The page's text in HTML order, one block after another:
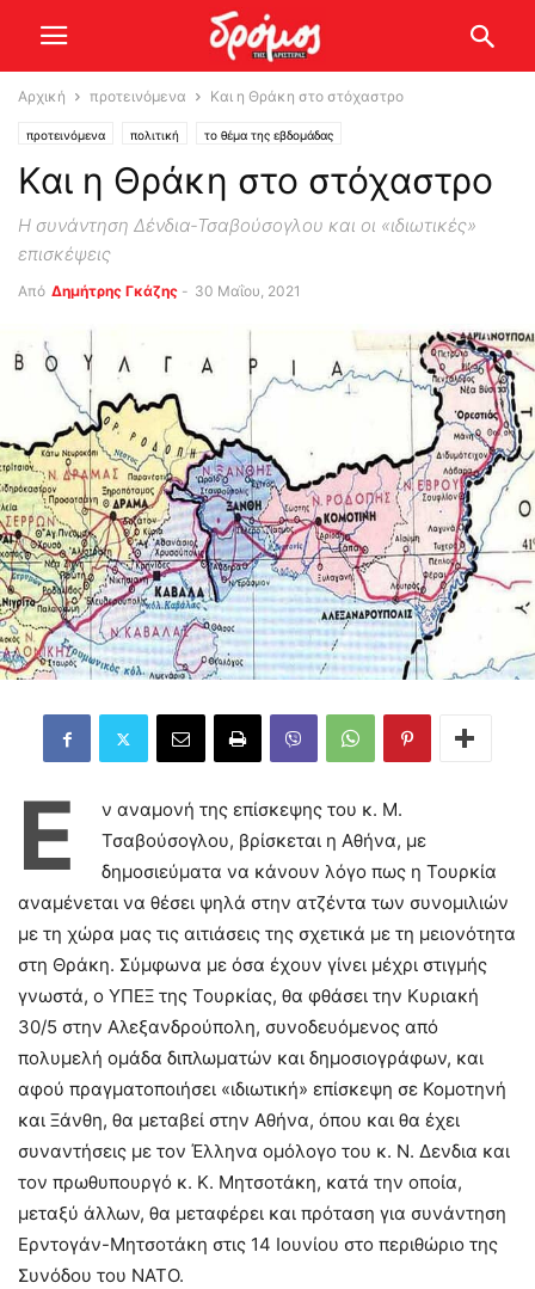
Αρχική προτεινόμενα Και η Θράκη στο στόχαστρο
προτεινόμενα πολιτική το θέμα της εβδομάδας
Και η Θράκη στο στόχαστρο
Η συνάντηση Δένδια-Τσαβούσογλου και οι «ιδιωτικές»
επισκέψεις
Από Δημήτρης Γκάζης - 30 Μαΐου, 2021
Ε
ν αναμονή της επίσκεψης του κ. Μ.
Τσαβούσογλου, βρίσκεται η Αθήνα, με
δημοσιεύματα να κάνουν λόγο πως η Τουρκία
αναμένεται να θέσει ψηλά στην ατζέντα των συνομιλιών
με τη χώρα μας τις αιτιάσεις της σχετικά με τη μειονότητα
στη Θράκη. Σύμφωνα με όσα έχουν γίνει μέχρι στιγμής
γνωστά, ο ΥΠΕΞ της Τουρκίας, θα φθάσει την Κυριακή
30/5 στην Αλεξανδρούπολη, συνοδευόμενος από
πολυμελή ομάδα διπλωματών και δημοσιογράφων, και
αφού πραγματοποιήσει «ιδιωτική» επίσκεψη σε Κομοτηνή
και Ξάνθη, θα μεταβεί στην Αθήνα, όπου και θα έχει
συναντήσεις με τον Έλληνα ομόλογο του κ. Ν. Δενδια και
τον πρωθυπουργό κ. Κ. Μητσοτάκη, κατά την οποία,
μεταξύ άλλων, θα μεταφέρει και πρόταση για συνάντηση
Ερντογάν-Μητσοτάκη στις 14 Ιουνίου στο περιθώριο της
Συνόδου του ΝΑΤΟ.